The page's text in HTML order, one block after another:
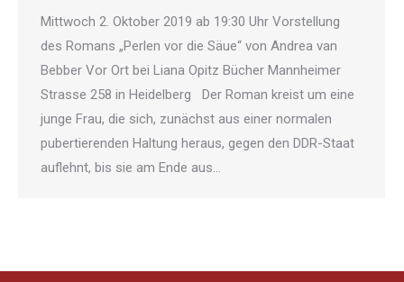
Mittwoch 2. Oktober 2019 ab 19:30 Uhr Vorstellung
des Romans „Perlen vor die Säue“ von Andrea van
Bebber Vor Ort bei Liana Opitz Bücher Mannheimer
Strasse 258 in Heidelberg Der Roman kreist um eine
junge Frau, die sich, zunächst aus einer normalen
pubertierenden Haltung heraus, gegen den DDR-Staat
auflehnt, bis sie am Ende aus…